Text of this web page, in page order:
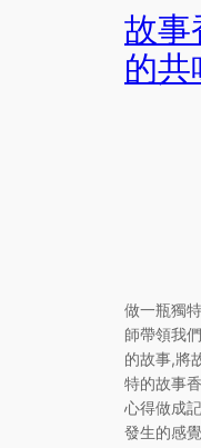
故事
的共
做一瓶獨
師帶領我
的故事,將
特的故事
心得做成
發生的感